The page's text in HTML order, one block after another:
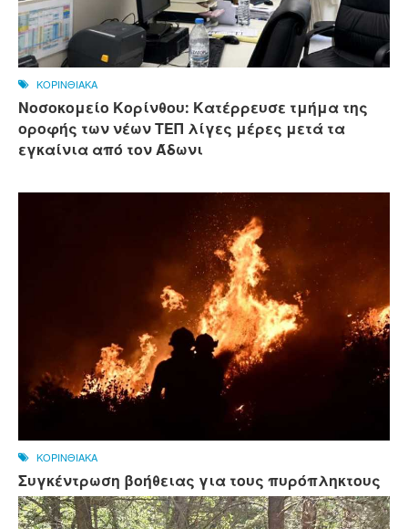
ΚΟΡΙΝΘΙΑΚΑ
Νοσοκομείο Κορίνθου: Κατέρρευσε τμήμα της
οροφής των νέων ΤΕΠ λίγες μέρες μετά τα
εγκαίνια από τον Άδωνι
ΚΟΡΙΝΘΙΑΚΑ
Συγκέντρωση βοήθειας για τους πυρόπληκτους